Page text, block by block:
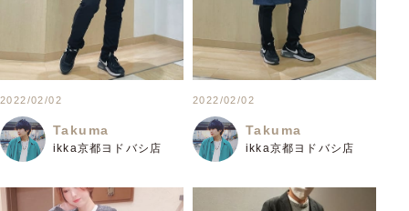
2022/02/02
Takuma
ikka京都ヨドバシ店
2022/02/02
Takuma
ikka京都ヨドバシ店